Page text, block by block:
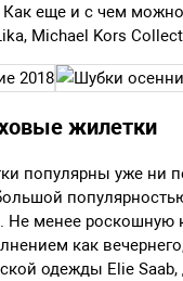
еще и с чем можно
Michael Kors
жилетки
популярны уже ни
Не менее роскошную
как
одежды Elie